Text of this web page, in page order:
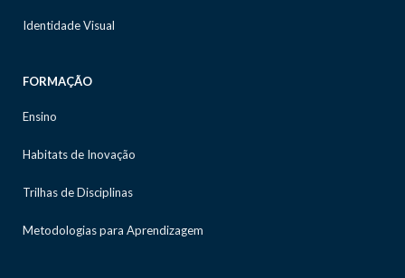
Identidade Visual
FORMAÇÃO
Ensino
Habitats de Inovação
Trilhas de Disciplinas
Metodologias para Aprendizagem